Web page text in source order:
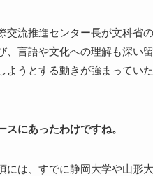
交流推進センター長が文科省
、言語や文化への理解も深い
ようとする動きが強まってい
にあったわけですね。
には、すでに静岡大学や山形